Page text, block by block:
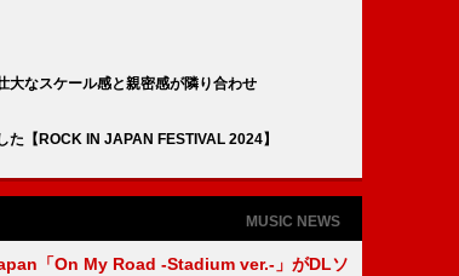
なスケール感と親密感が隣り合わせ
【ROCK IN JAPAN FESTIVAL 2024】
MUSIC NEWS
「On My Road -Stadium ver.-」がDLソ